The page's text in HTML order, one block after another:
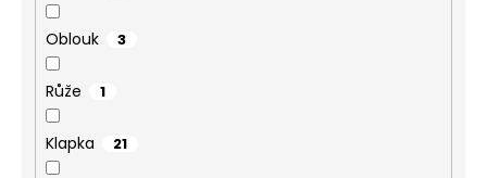
Oblouk 3
Růže 1
Klapka 21